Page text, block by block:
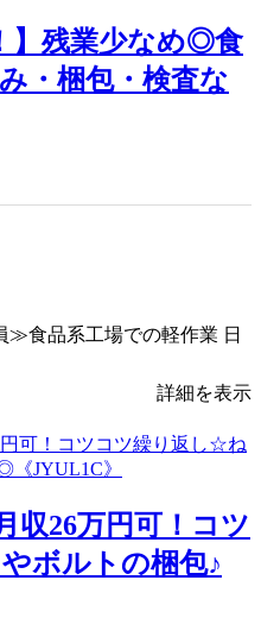
】残業少なめ◎食
・梱包・検査な
≫食品系工場での軽作業 日
詳細を表示
収26万円可！コツ
ボルトの梱包♪